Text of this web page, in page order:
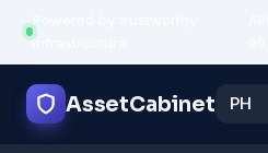
infrastructure
AssetCabinet